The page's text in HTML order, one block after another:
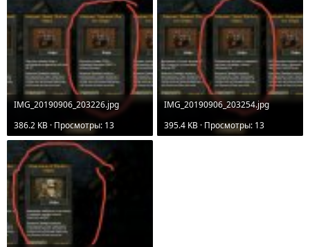
IMG_20190906_203226.jpg
386.2 KB · Просмотры: 13
IMG_20190906_203254.jpg
395.4 KB · Просмотры: 13